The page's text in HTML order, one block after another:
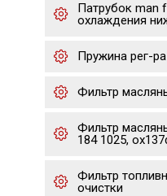
Патрубок man
охлаждения
Пружина рег-
Фильтр
Фильтр
184 1025,
Фильтр
очистки